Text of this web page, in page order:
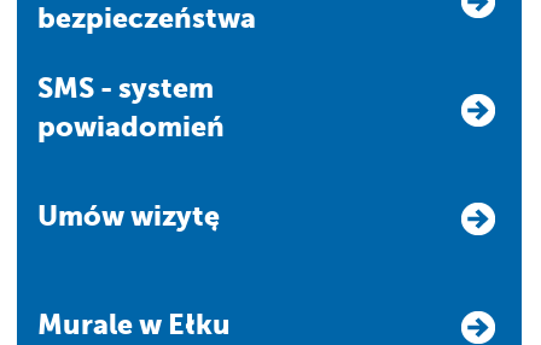
bezpieczeństwa
SMS - system
powiadomień
Umów wizytę
Murale w Ełku